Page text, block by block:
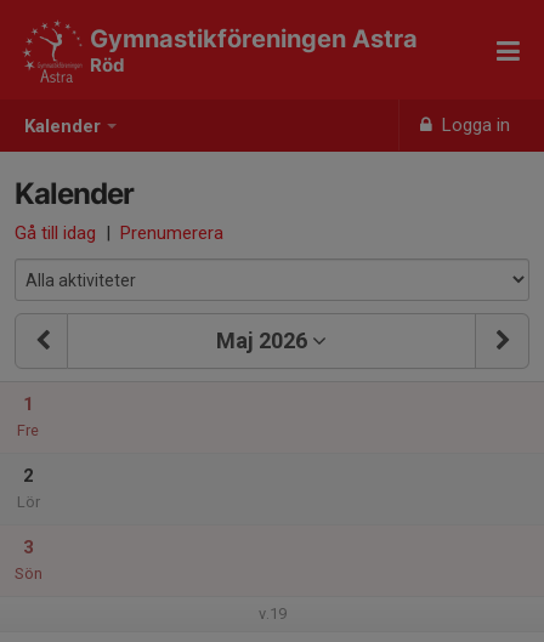
Kalender Logga in
Gymnastikföreningen Astra
Röd
Kalender
Gå till idag | Prenumerera
Maj 2026
1
Fre
2
Lör
3
Sön
v.19